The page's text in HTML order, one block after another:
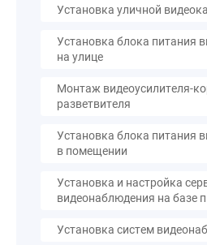
Установка уличной
Установка блока питания
на улице
Монтаж видеоусилителя-
разветвителя
Установка блока питания
в помещении
Установка и настройка
видеонаблюдения на базе
Установка систем